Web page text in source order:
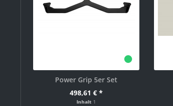
Power Grip 5er Set
498,61 € *
Inhalt 1